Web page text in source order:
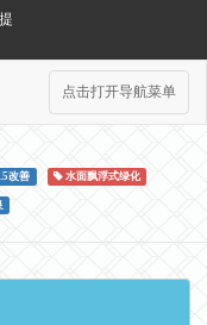
点击打开导航菜单
改善 水面飘浮式绿化